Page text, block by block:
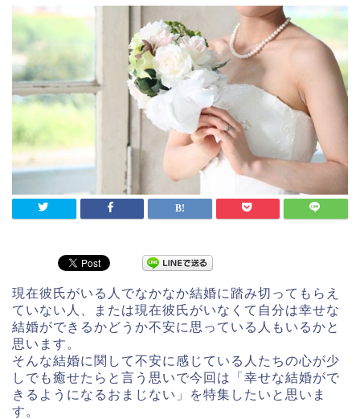
現在彼氏がいる人でなかなか結婚に踏み切ってもらえ
ていない人、または現在彼氏がいなくて自分は幸せな
結婚ができるかどうか不安に思っている人もいるかと
思います。
そんな結婚に関して不安に感じている人たちの心が少
しでも癒せたらと言う思いで今回は「幸せな結婚がで
きるようになるおまじない」を特集したいと思いま
す。